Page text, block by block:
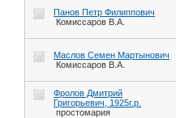
Панов Петр Филиппович
Комиссаров В.А.
Маслов Семен Мартынович
Комиссаров В.А.
Фролов Дмитрий
Григорьевич, 1925г.р.
простомария